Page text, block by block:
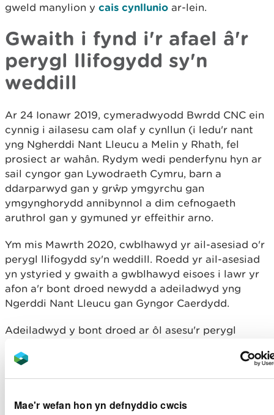
Mae'r wefan hon yn defnyddio cwcis
gweld manylion y cais cynllunio ar-lein.
Gwaith i fynd i'r afael â'r
perygl llifogydd sy'n
weddill
Ar 24 Ionawr 2019, cymeradwyodd Bwrdd CNC ein
cynnig i ailasesu cam olaf y cynllun (i ledu'r nant
yng Ngherddi Nant Lleucu a Melin y Rhath, ​fel
prosiect ar wahân. Rydym wedi penderfynu hyn ar
sail cyngor gan Lywodraeth Cymru, barn a
ddarparwyd gan y grŵp ymgyrchu gan
ymgynghorydd annibynnol a dim cefnogaeth
aruthrol gan y gymuned yr effeithir arno.
Ym mis Mawrth 2020, cwblhawyd yr ail-asesiad o'r
perygl llifogydd sy'n weddill. Roedd yr ail-asesiad
yn ystyried y gwaith a gwblhawyd eisoes i lawr yr
afon a'r bont droed newydd a adeiladwyd yng
Ngerddi Nant Lleucu gan Gyngor Caerdydd.
Adeiladwyd y bont droed ar ôl asesu'r perygl
ystyried yn y gwaith arfaethedig yng Ngerddi Nant
Mae'r canlyniad cychwynnol yn amcangyfrif y bydd